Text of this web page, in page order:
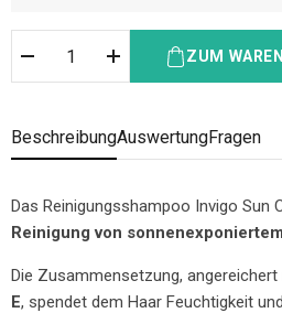
ZUM
BeschreibungAuswertungFragen
Das Reinigungsshampoo Invigo Sun
Reinigung von
Die Zusammensetzung,
E, spendet dem Haar Feuchtigkeit